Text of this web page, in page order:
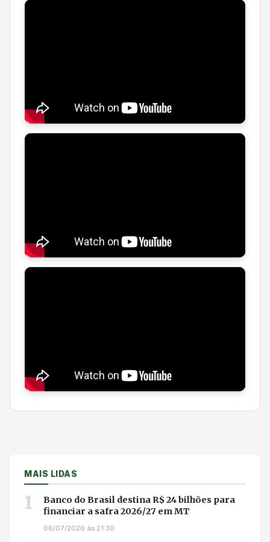
MAIS LIDAS
1
Banco do Brasil destina R$ 24 bilhões para
financiar a safra 2026/27 em MT
06/07/2026 às 21:30